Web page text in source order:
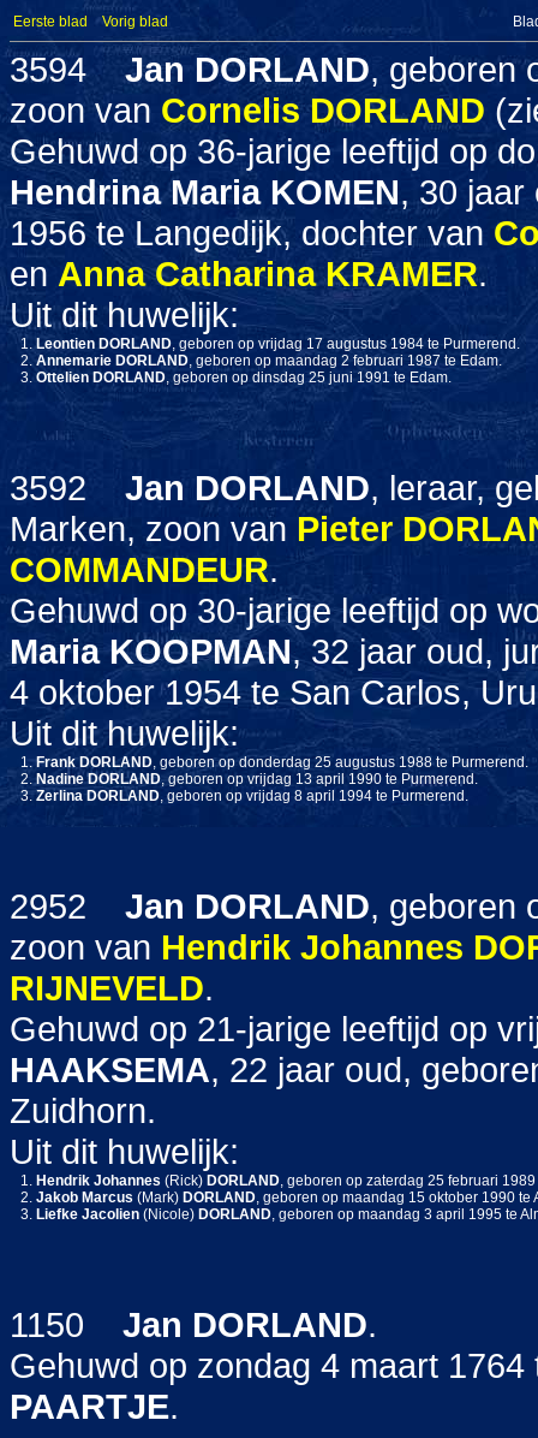
Eerste blad Vorig blad
3594 Jan DORLAND, geboren
zoon van Cornelis DORLAND
Gehuwd op 36-jarige leeftijd op
Hendrina Maria KOMEN, 30 jaar
1956 te Langedijk, dochter van
en Anna Catharina KRAMER.
Uit dit huwelijk:
1.Leontien DORLAND, geboren op vrijdag 17 augustus 1984 te Purmerend.
2. Annemarie DORLAND, geboren op maandag 2 februari 1987 te Edam.
3. Ottelien DORLAND, geboren op dinsdag 25 juni 1991 te Edam.
3592 Jan DORLAND, leraar,
Marken, zoon van Pieter
COMMANDEUR.
Gehuwd op 30-jarige leeftijd op
Maria KOOPMAN, 32 jaar oud,
4 oktober 1954 te San Carlos,
Uit dit huwelijk:
1.Frank DORLAND, geboren op donderdag 25 augustus 1988 te Purmerend.
2.Nadine DORLAND, geboren op vrijdag 13 april 1990 te Purmerend.
3.Zerlina DORLAND, geboren op vrijdag 8 april 1994 te Purmerend.
2952 Jan DORLAND, geboren
zoon van Hendrik Johannes
RIJNEVELD.
Gehuwd op 21-jarige leeftijd op
HAAKSEMA, 22 jaar oud,
Zuidhorn.
Uit dit huwelijk:
1. Hendrik Johannes (Rick) DORLAND, geboren op zaterdag 25 februari
2. Jakob Marcus (Mark) DORLAND, geboren op maandag 15 oktober 1990 te
3. Liefke Jacolien (Nicole) DORLAND, geboren op maandag 3 april 1995 te
1150 Jan DORLAND.
Gehuwd op zondag 4 maart
PAARTJE.